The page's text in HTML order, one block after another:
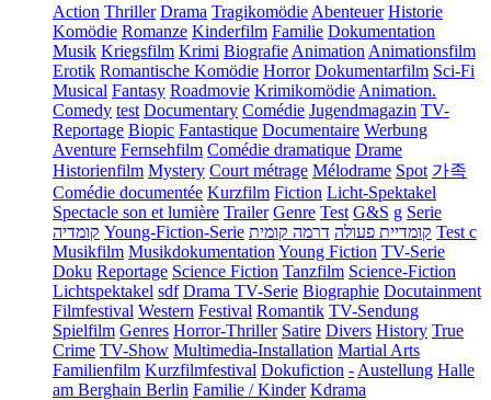
Action Thriller Drama Tragikomödie Abenteuer Historie
Komödie Romanze Kinderfilm Familie Dokumentation
Musik Kriegsfilm Krimi Biografie Animation Animationsfilm
Erotik Romantische Komödie Horror Dokumentarfilm Sci-Fi
Musical Fantasy Roadmovie Krimikomödie Animation.
Comedy test Documentary Comédie Jugendmagazin TV-
Reportage Biopic Fantastique Documentaire Werbung
Aventure Fernsehfilm Comédie dramatique Drame
Historienfilm Mystery Court métrage Mélodrame Spot 가족
Comédie documentée Kurzfilm Fiction Licht-Spektakel
Spectacle son et lumière Trailer Genre Test G&S g Serie
קומדיה Young-Fiction-Serie קומדיית פעולה דרמה קומית
Test c
Musikfilm Musikdokumentation Young Fiction TV-Serie
Doku Reportage Science Fiction Tanzfilm Science-Fiction
Lichtspektakel sdf Drama TV-Serie Biographie Docutainment
Filmfestival Western Festival Romantik TV-Sendung
Spielfilm Genres Horror-Thriller Satire Divers History True
Crime TV-Show Multimedia-Installation Martial Arts
Familienfilm Kurzfilmfestival Dokufiction - Austellung Halle
am Berghain Berlin Familie / Kinder Kdrama